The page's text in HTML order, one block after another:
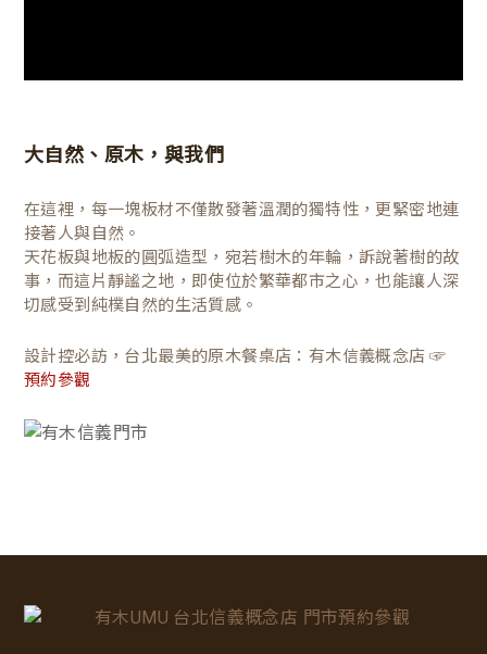
大自然、原木，與我們
在這裡，每一塊板材不僅散發著溫潤的獨特性，更緊密地連
接著人與自然。
天花板與地板的圓弧造型，宛若樹木的年輪，訴說著樹的故
事，而這片靜謐之地，即使位於繁華都市之心，也能讓人深
切感受到純樸自然的生活質感。
設計控必訪，台北最美的原木餐桌店：有木信義概念店 ☞
預約參觀